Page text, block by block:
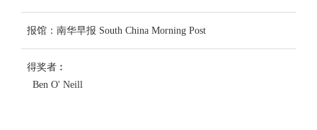
报馆：南华早报 South China Morning Post
得奖者︰
Ben O' Neill